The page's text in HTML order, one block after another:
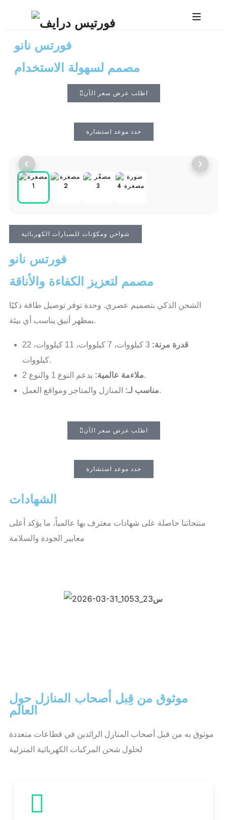
فورتس نانو
مصمم لسهولة الاستخدام
اطلب عرض سعر الآن
حدد موعد استشارة
شواحن ومكوّنات للسيارات الكهربائية
فورتس نانو
مصمم لتعزيز الكفاءة والأناقة
الشحن الذكي بتصميم عصري. وحدة توفر توصيل طاقة ذكيًا
بمظهر أنيق يناسب أي بيئة.
قدرة مرنة:
3 كيلووات، 7 كيلووات، 11 كيلووات، 22
كيلووات.
ملاءمة عالمية:يدعم النوع 1 والنوع 2.
مناسب لـ:المنازل والمتاجر ومواقع العمل.
اطلب عرض سعر الآن
حدد موعد استشارة
الشهادات
منتجاتنا حاصلة على شهادات معترف بها عالمياً، ما يؤكد أعلى
معايير الجودة والسلامة
موثوق من قِبل أصحاب المنازل حول
العالم
موثوق به من قبل أصحاب المنازل الرائدين في قطاعات متعددة
لحلول شحن المركبات الكهربائية المنزلية